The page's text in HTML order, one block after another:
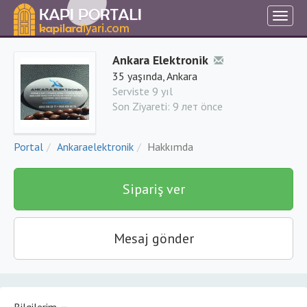
Ankara Elektronik
35 yaşında, Ankara
Serviste 9 yıl
Son Ziyareti: 9 лет önce
Portal Ankaraelektronik Hakkımda
Sipariş ver
Mesaj gönder